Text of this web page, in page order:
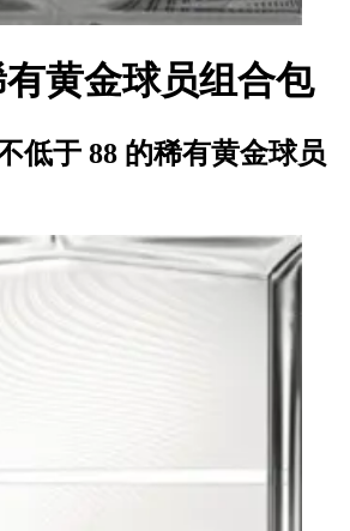
有黄金球员组合包
低于 88 的稀有黄金球员